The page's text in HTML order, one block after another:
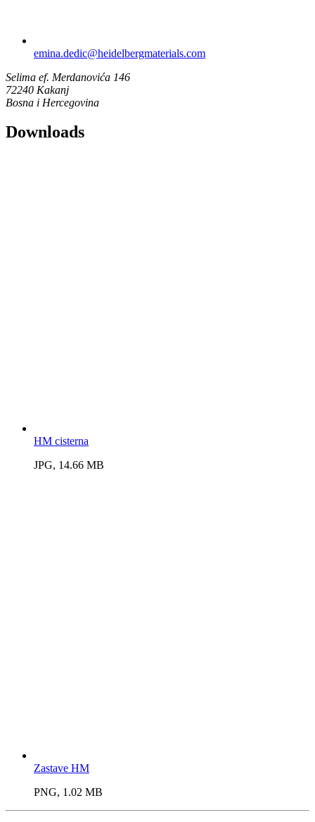
emina.dedic​@heidelbergmaterials.com
Selima ef. Merdanovića 146
72240 Kakanj
Bosna i Hercegovina
Downloads
HM cisterna
JPG, 14.66 MB
Zastave HM
PNG, 1.02 MB